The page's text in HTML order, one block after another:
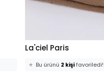
La'ciel Paris
⭐️ Bu ürünü 2 kişifavoriledi!